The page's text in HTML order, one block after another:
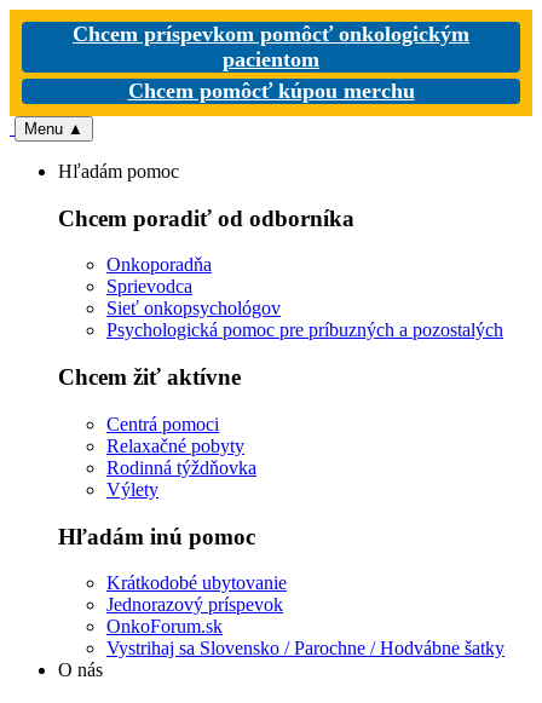
Chcem príspevkom pomôcť onkologickým
pacientom
Chcem pomôcť kúpou merchu
Menu ▲
Hľadám pomoc
Chcem poradiť od odborníka
Onkoporadňa
Sprievodca
Sieť onkopsychológov
Psychologická pomoc pre príbuzných a pozostalých
Chcem žiť aktívne
Centrá pomoci
Relaxačné pobyty
Rodinná týždňovka
Výlety
Hľadám inú pomoc
Krátkodobé ubytovanie
Jednorazový príspevok
OnkoForum.sk
Vystrihaj sa Slovensko / Parochne / Hodvábne šatky
O nás